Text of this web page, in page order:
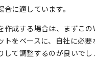
に適しています。
作成する場合は、まずこ
トをベースに、自社に必要
して調整するのが良いでし